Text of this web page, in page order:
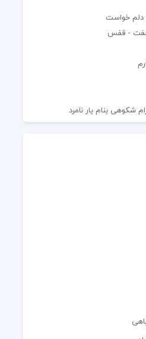
دلم خواست
صفت - قفس
شکوهی بنام یار نامرد